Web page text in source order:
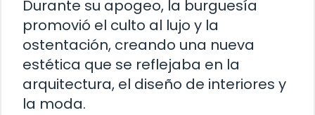
Durante su apogeo, la burguesía
promovió el culto al lujo y la
ostentación, creando una nueva
estética que se reflejaba en la
arquitectura, el diseño de interiores y
la moda.